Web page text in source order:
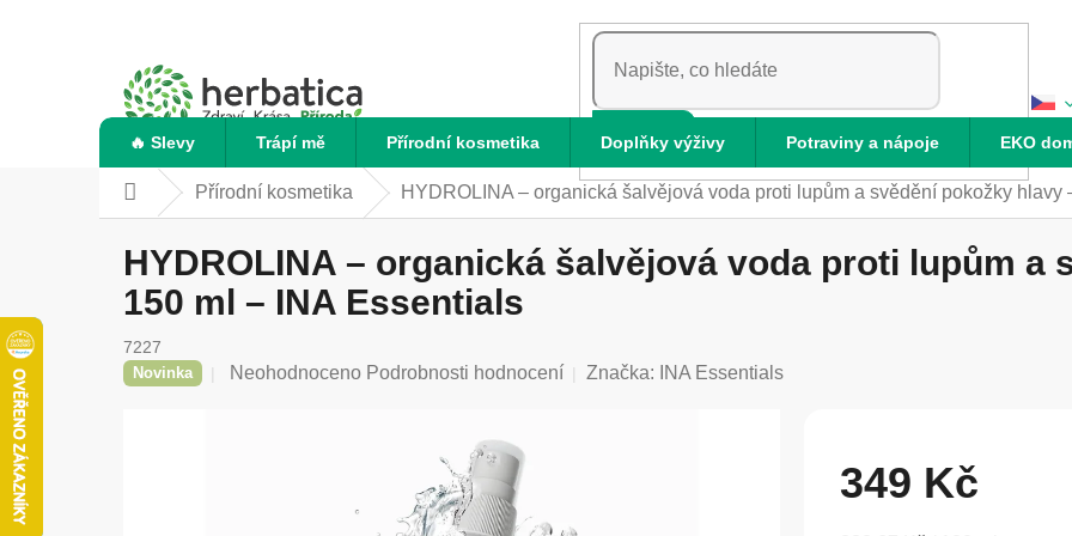
HLEDAT
🔥 Slevy Trápí mě Přírodní kosmetika Doplňky výživy Potraviny a nápoje EKO
Domů Přírodní kosmetika HYDROLINA – organická šalvějová voda proti lupům a svědění pokožky hlavy
HYDROLINA – organická šalvějová voda proti lupům a
150 ml – INA Essentials
7227
Novinka
Průměrné
Neohodnoceno Podrobnosti hodnocení Značka: INA Essentials
349 Kč